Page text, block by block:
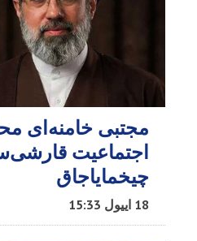
مجتبی خامنه‌ای
اجتماعیت
چیخمایاجاق
18 اییول 15:33